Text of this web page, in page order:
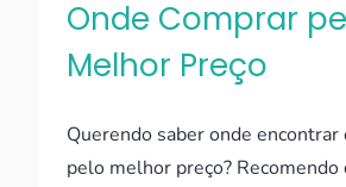
Onde Comprar
Melhor Preço
Querendo saber onde encontrar
pelo melhor preço? Recomendo